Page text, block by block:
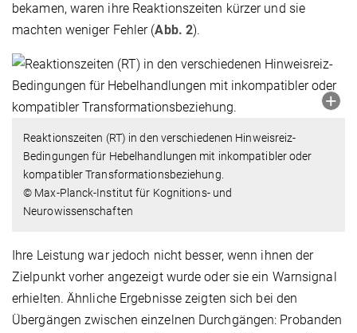
bekamen, waren ihre Reaktionszeiten kürzer und sie
machten weniger Fehler (Abb. 2).
Reaktionszeiten (RT) in den verschiedenen Hinweisreiz-
Bedingungen für Hebelhandlungen mit inkompatibler oder
kompatibler Transformationsbeziehung.
© Max-Planck-Institut für Kognitions- und
Neurowissenschaften
Ihre Leistung war jedoch nicht besser, wenn ihnen der
Zielpunkt vorher angezeigt wurde oder sie ein Warnsignal
erhielten. Ähnliche Ergebnisse zeigten sich bei den
Übergängen zwischen einzelnen Durchgängen: Probanden